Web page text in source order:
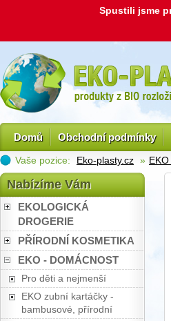
Spustili jsme
Domů Obchodní podmínky
Vaše pozice: Eko-plasty.cz »
Nabízíme Vám
EKOLOGICKÁ
DROGERIE
PŘÍRODNÍ KOSMETIKA
EKO - DOMÁCNOST
Pro děti a nejmenší
EKO zubní kartáčky -
bambusové, přírodní